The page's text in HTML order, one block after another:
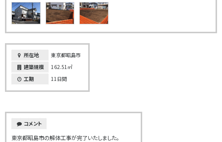
所在地
東京都昭島市
建築規模
162.51㎡
工期
11日間
コメント
東京都昭島市の解体工事が完了いたしました。